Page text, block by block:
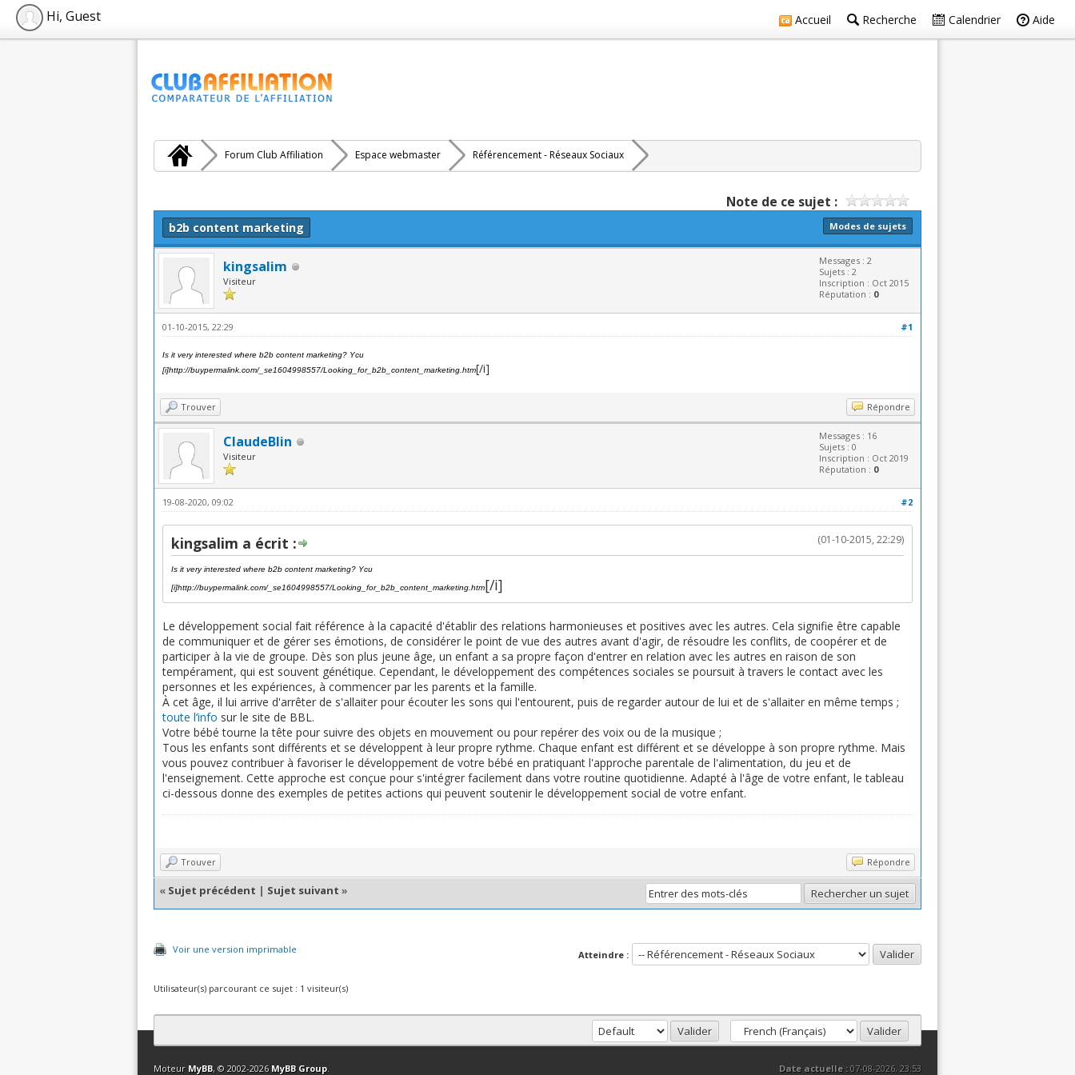
Accueil Recherche Calendrier Aide
Hi, Guest
Forum Club Affiliation Espace webmaster Référencement - Réseaux Sociaux
Note de ce sujet :
Modes de sujets
b2b content marketing
kingsalim
Visiteur
Messages : 2
Sujets : 2
Inscription : Oct 2015
Réputation : 0
#1
01-10-2015, 22:29
Is it very interested where b2b content marketing? Ycu
[i]http://buypermalink.com/_se1604998557/Looking_for_b2b_content_marketing.htm[/i]
Trouver Répondre
ClaudeBlin
Visiteur
Messages : 16
Sujets : 0
Inscription : Oct 2019
Réputation : 0
#2
19-08-2020, 09:02
(01-10-2015, 22:29)
kingsalim a écrit :
Is it very interested where b2b content marketing? Ycu
[i]http://buypermalink.com/_se1604998557/Looking_for_b2b_content_marketing.htm[/i]
Le développement social fait référence à la capacité d'établir des relations harmonieuses et positives avec les autres. Cela signifie être capable
de communiquer et de gérer ses émotions, de considérer le point de vue des autres avant d'agir, de résoudre les conflits, de coopérer et de
participer à la vie de groupe. Dès son plus jeune âge, un enfant a sa propre façon d'entrer en relation avec les autres en raison de son
tempérament, qui est souvent génétique. Cependant, le développement des compétences sociales se poursuit à travers le contact avec les
personnes et les expériences, à commencer par les parents et la famille.
À cet âge, il lui arrive d'arrêter de s'allaiter pour écouter les sons qui l'entourent, puis de regarder autour de lui et de s'allaiter en même temps ;
toute l’info sur le site de BBL.
Votre bébé tourne la tête pour suivre des objets en mouvement ou pour repérer des voix ou de la musique ;
Tous les enfants sont différents et se développent à leur propre rythme. Chaque enfant est différent et se développe à son propre rythme. Mais
vous pouvez contribuer à favoriser le développement de votre bébé en pratiquant l'approche parentale de l'alimentation, du jeu et de
l'enseignement. Cette approche est conçue pour s'intégrer facilement dans votre routine quotidienne. Adapté à l'âge de votre enfant, le tableau
ci-dessous donne des exemples de petites actions qui peuvent soutenir le développement social de votre enfant.
Trouver Répondre
« Sujet précédent | Sujet suivant »
Voir une version imprimable Atteindre :
Utilisateur(s) parcourant ce sujet : 1 visiteur(s)
Contact Club Affiliation Retourner en haut Version bas-débit (Archivé) Syndication RSS
Date actuelle :07-08-2026, 23:53
Moteur MyBB, © 2002-2026 MyBB Group.